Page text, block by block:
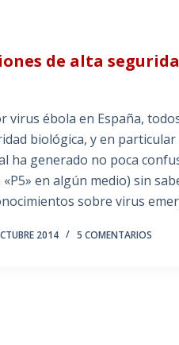
de alta
virus ébola en España,
biológica, y en
ha generado no poca
en algún medio) sin
sobre virus
2014 5 COMENTARIOS